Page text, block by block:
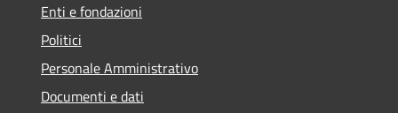
Enti e fondazioni
Politici
Personale Amministrativo
Documenti e dati